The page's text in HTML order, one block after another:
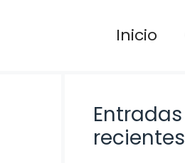
Inicio
Entradas
recientes